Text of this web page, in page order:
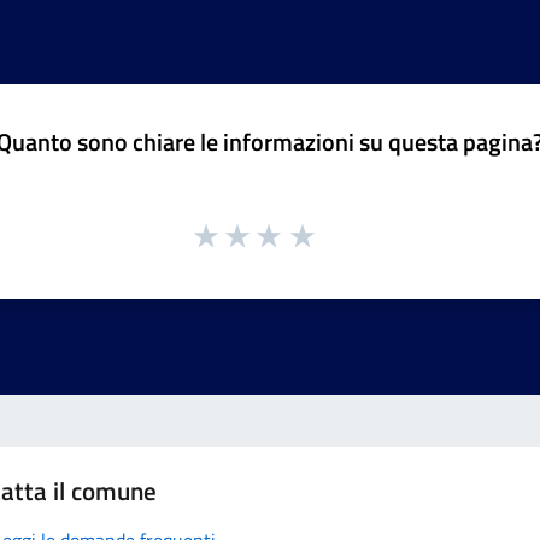
sono chiare le informazioni su questa
il comune